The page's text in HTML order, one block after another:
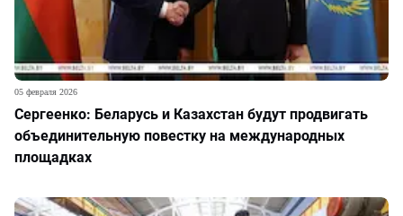
Сергеенко: Беларусь и Казахстан будут продвигать
объединительную повестку на международных
площадках
05 февраля 2026